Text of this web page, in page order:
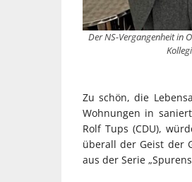
Der NS-Vergangenheit in
Zu schön, die
Wohnungen in
Rolf Tups (CDU),
überall der Geist der
aus der Serie